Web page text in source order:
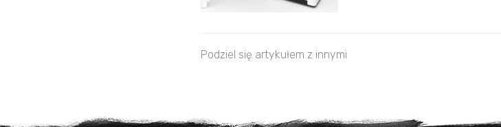
Podziel się artykułem z innymi